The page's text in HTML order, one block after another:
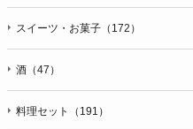
スイーツ・お菓子（172）
酒（47）
料理セット（191）